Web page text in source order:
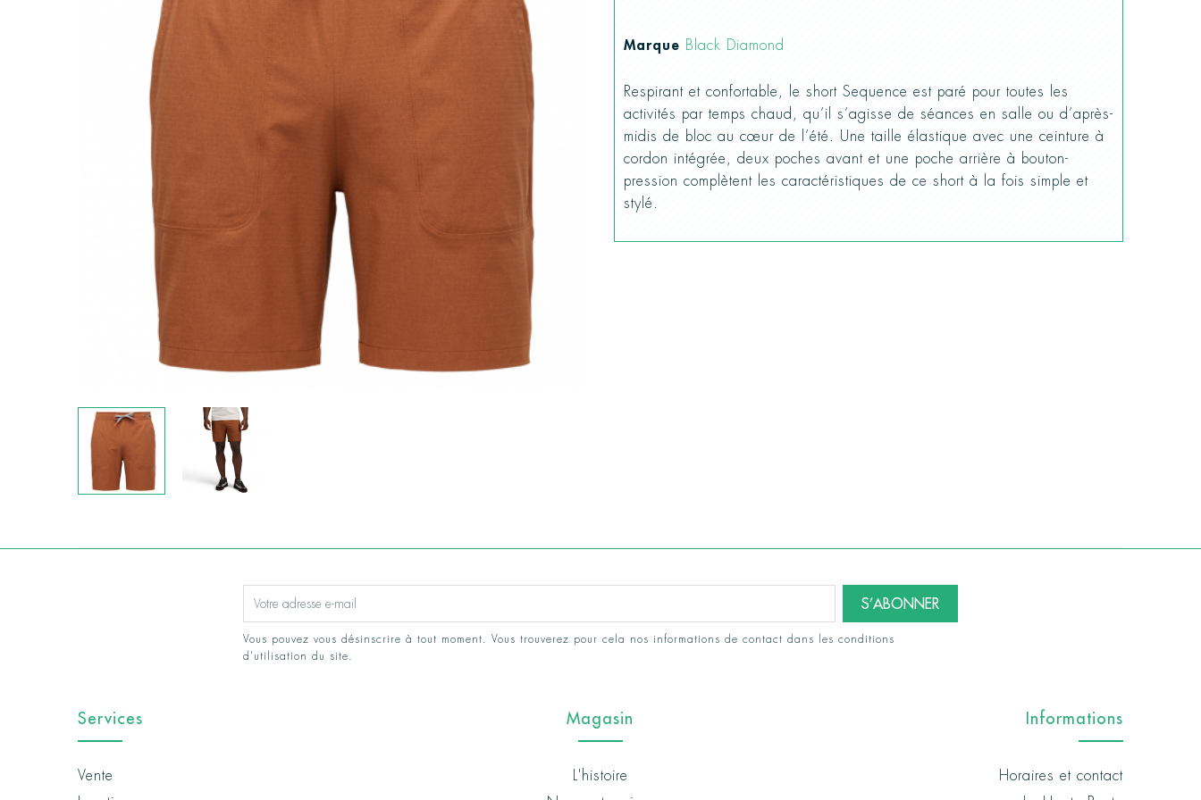
Marque Black Diamond
Respirant et confortable, le short Sequence est paré pour toutes les
activités par temps chaud, qu’il s’agisse de séances en salle ou d’après-
midis de bloc au cœur de l’été. Une taille élastique avec une ceinture à
cordon intégrée, deux poches avant et une poche arrière à bouton-
pression complètent les caractéristiques de ce short à la fois simple et
stylé.
Vous pouvez vous désinscrire à tout moment. Vous trouverez pour cela nos informations de contact dans les conditions
d'utilisation du site.
Services
Vente
Magasin
L'histoire
Informations
Horaires et contact